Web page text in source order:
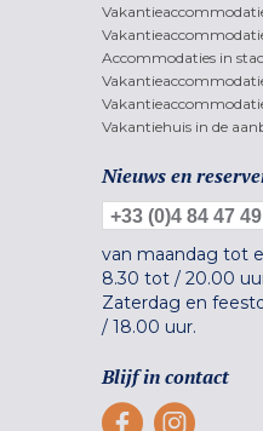
Accommodaties in
Vakantiehuis in de
Nieuws en
+33 (0)4 84 47
van maandag tot
8.30 tot / 20.00
Zaterdag en
/ 18.00 uur.
Blijf in contact